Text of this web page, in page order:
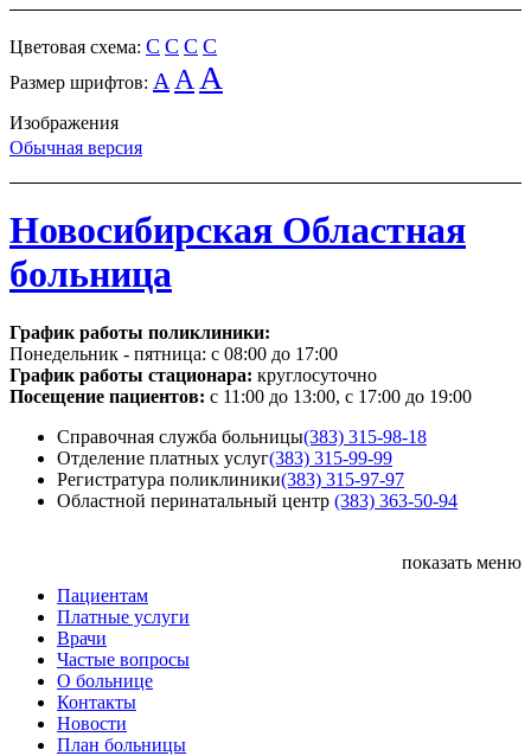
Цветовая схема: C C C C
Размер шрифтов: A A A
Изображения
Обычная версия
Новосибирская Областная
больница
График работы поликлиники:
Понедельник - пятница: с 08:00 до 17:00
График работы стационара: круглосуточно
Посещение пациентов: с 11:00 до 13:00, с 17:00 до 19:00
Справочная служба больницы(383) 315-98-18
Отделение платных услуг(383) 315-99-99
Регистратура поликлиники(383) 315-97-97
Областной перинатальный центр (383) 363-50-94
показать меню
Пациентам
Платные услуги
Врачи
Частые вопросы
О больнице
Контакты
Новости
План больницы